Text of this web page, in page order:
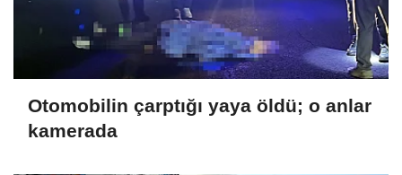
Otomobilin çarptığı yaya öldü; o anlar
kamerada